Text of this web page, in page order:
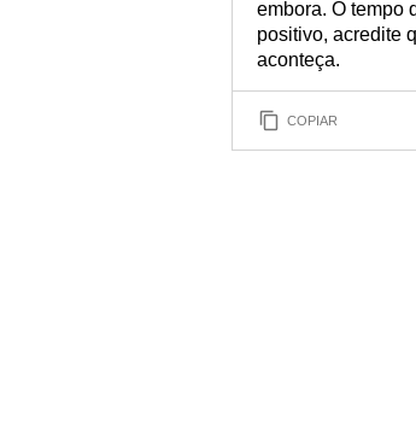
embora. O tempo
positivo, acredite
aconteça.
COPIAR